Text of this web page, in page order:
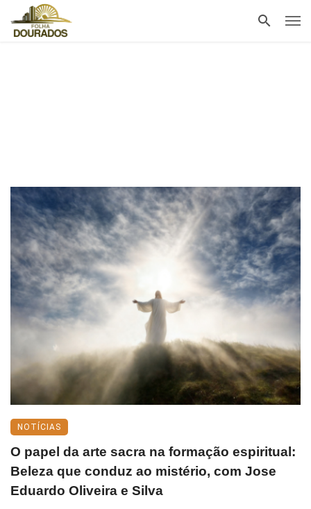
NOTÍCIAS
O papel da arte sacra na formação espiritual:
Beleza que conduz ao mistério, com Jose
Eduardo Oliveira e Silva